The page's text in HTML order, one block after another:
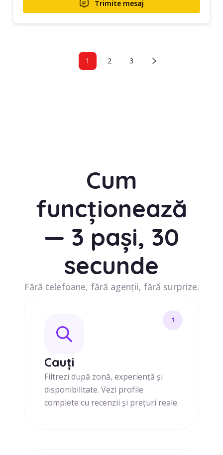
Trimite mesaj
1 2 3
Cum
funcționează
— 3 pași, 30
secunde
Fără telefoane, fără agenții, fără surprize.
1
Cauți
Filtrezi după zonă, experiență și
disponibilitate. Vezi profile
complete cu recenzii și prețuri reale.